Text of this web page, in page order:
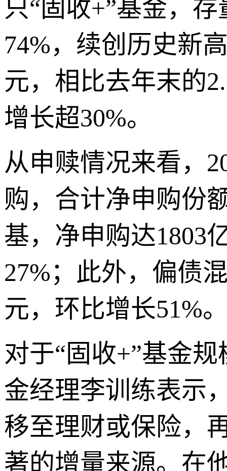
只“固收+”基金，
74%，续创历史新
元，相比去年末的
增长超30%。
从申赎情况来看，
购，合计净申购份
基，净申购达1803
27%；此外，偏债
元，环比增长51%
对于“固收+”基金
金经理李训练表示
移至理财或保险，
著的增量来源。在